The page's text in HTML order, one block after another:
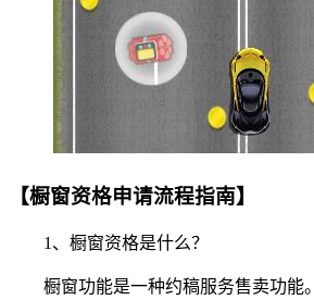
【橱窗资格申请流程指南】
1、橱窗资格是什么？
橱窗功能是一种约稿服务售卖功能。